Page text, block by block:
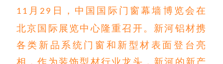
11 月 29 日，中国国际门窗幕墙博览会在
北京国际展览中心隆重召开。新河铝材携
各类新品系统门窗和新型材表面登台亮
相，作为装饰型材行业龙头，新河的新产